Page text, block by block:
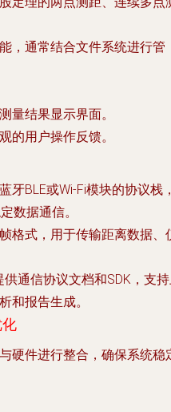
，通常结合文件系统进行管
量结果显示界面。
的用户操作反馈。
牙BLE或Wi-Fi模块的协议栈
数据通信。
格式，用于传输距离数据、
供通信协议文档和SDK，支
和报告生成。
硬件进行整合，确保系统稳